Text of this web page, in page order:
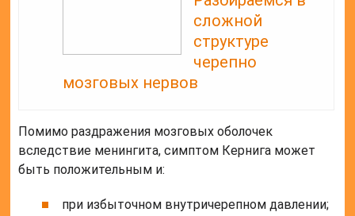
сложной
структуре
черепно
мозговых нервов
Помимо раздражения мозговых оболочек
вследствие менингита, симптом Кернига может
быть положительным и:
при избыточном внутричерепном давлении;